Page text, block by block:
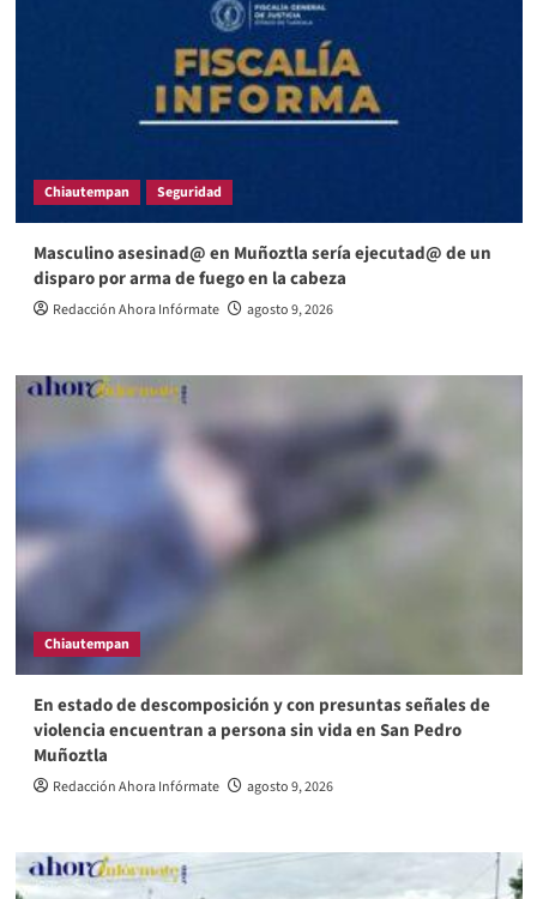
Chiautempan Seguridad
Masculino asesinad@ en Muñoztla sería ejecutad@ de un
disparo por arma de fuego en la cabeza
Redacción Ahora Infórmate agosto 9, 2026
Chiautempan
En estado de descomposición y con presuntas señales de
violencia encuentran a persona sin vida en San Pedro
Muñoztla
Redacción Ahora Infórmate agosto 9, 2026